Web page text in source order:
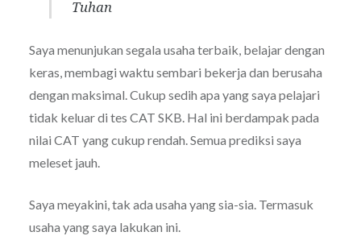
Tuhan
Saya menunjukan segala usaha terbaik, belajar dengan
keras, membagi waktu sembari bekerja dan berusaha
dengan maksimal. Cukup sedih apa yang saya pelajari
tidak keluar di tes CAT SKB. Hal ini berdampak pada
nilai CAT yang cukup rendah. Semua prediksi saya
meleset jauh.
Saya meyakini, tak ada usaha yang sia-sia. Termasuk
usaha yang saya lakukan ini.